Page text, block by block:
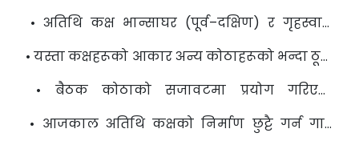
लागि स्थान तयार गर्दा उत्तर–पश्चिम
हुनुपर्छ ।
• अतिथि कक्ष भान्साघर (पूर्व–दक्षिण) र गृहस्वामी
शयनकक्ष (दक्षिण–पश्चिम) बीचमा पनि
सकिन्छ ।
• यस्ता कक्षहरूको आकार अन्य कोठाहरूको भन्दा ठूलो
हुन सक्छ ।
• बैठक कोठाको सजावटमा प्रयोग गरिएका
फर्निचरहरू (जस्तै पलङ्ग, दराज, बुक सेल्फ) दक्षिण
पश्चिम भित्तातर्फ राख्नुपर्छ ।
• आजकाल अतिथि कक्षको निर्माण छुट्टै गर्न गाह्रो